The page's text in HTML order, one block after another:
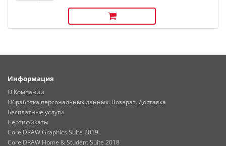
Информация
О Компании
Обработка персональных данных. Возврат. Доставка
Бесплатные услуги
Сертификаты
CorelDRAW Graphics Suite 2019
CorelDRAW Home & Student Suite 2018